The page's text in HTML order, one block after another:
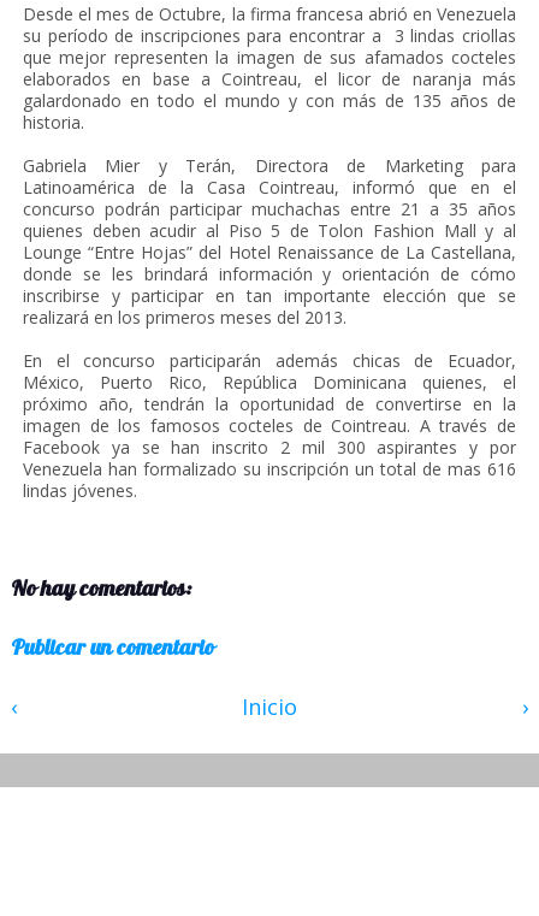
Desde el mes de Octubre, la firma francesa abrió en Venezuela
su período de inscripciones para encontrar a 3 lindas criollas
que mejor representen la imagen de sus afamados cocteles
elaborados en base a Cointreau, el licor de naranja más
galardonado en todo el mundo y con más de 135 años de
historia.
Gabriela Mier y Terán, Directora de Marketing para
Latinoamérica de la Casa Cointreau, informó que en el
concurso podrán participar muchachas entre 21 a 35 años
quienes deben acudir al Piso 5 de Tolon Fashion Mall y al
Lounge “Entre Hojas” del Hotel Renaissance de La Castellana,
donde se les brindará información y orientación de cómo
inscribirse y participar en tan importante elección que se
realizará en los primeros meses del 2013.
En el concurso participarán además chicas de Ecuador,
México, Puerto Rico, República Dominicana quienes, el
próximo año, tendrán la oportunidad de convertirse en la
imagen de los famosos cocteles de Cointreau. A través de
Facebook ya se han inscrito 2 mil 300 aspirantes y por
Venezuela han formalizado su inscripción un total de mas 616
lindas jóvenes.
No hay comentarios:
Publicar un comentario
‹ ›
Inicio